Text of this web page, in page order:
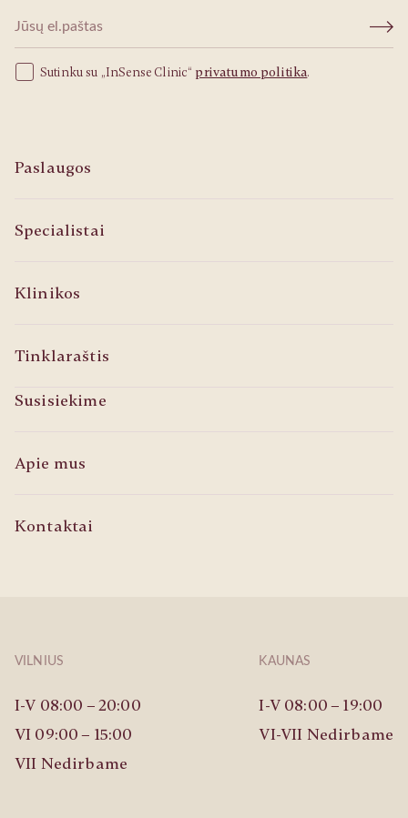
VILNIUS
I-V 08:00 – 20:00
VI 09:00 – 15:00
VII Nedirbame
KAUNAS
I-V 08:00 – 19:00
VI-VII Nedirbame
Sutinku su „InSense Clinic“ privatumo politika.
Paslaugos
Specialistai
Klinikos
Tinklaraštis
Susisiekime
Apie mus
Kontaktai